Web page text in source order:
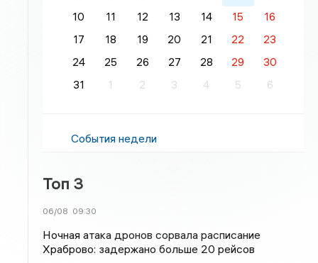
10
11 12 13 14 15
16
17
18 19 20 21 22
23
24
25 26 27 28 29
30
31
1 2 3 4 5 6
События недели
Топ 3
06/08 09:30
Ночная атака дронов сорвала расписание
Храброво: задержано больше 20 рейсов